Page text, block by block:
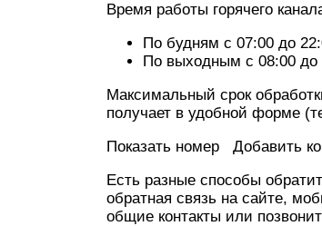
Время работы горячего
По будням с 07:00 до
По выходным с 08:00 до
Максимальный срок
получает в удобной форме
Показать номер Добавить
Есть разные способы
обратная связь на сайте,
общие контакты или